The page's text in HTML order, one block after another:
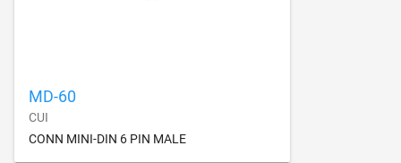
MD-60
CUI
CONN MINI-DIN 6 PIN MALE